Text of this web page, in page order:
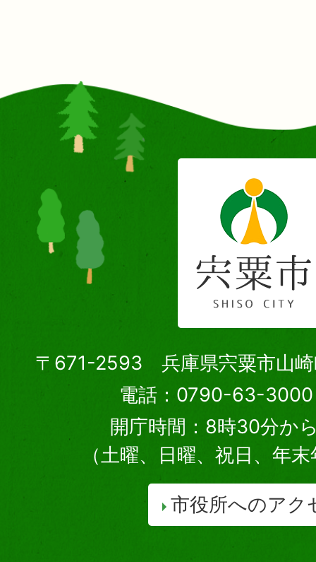
〒671-2593 兵庫県宍粟市山崎
電話：0790-63-3000
開庁時間：8時30分か
（土曜、日曜、祝日、年
市役所へのアク